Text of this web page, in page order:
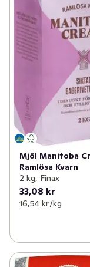
Mjöl Manitoba
Ramlösa Kvarn
2 kg, Finax
33,08 kr
16,54 kr /kg